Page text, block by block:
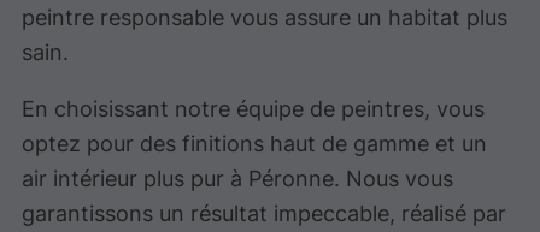
peintre responsable vous assure un habitat plus
sain.
En choisissant notre équipe de peintres, vous
optez pour des finitions haut de gamme et un
air intérieur plus pur à Péronne. Nous vous
garantissons un résultat impeccable, réalisé par